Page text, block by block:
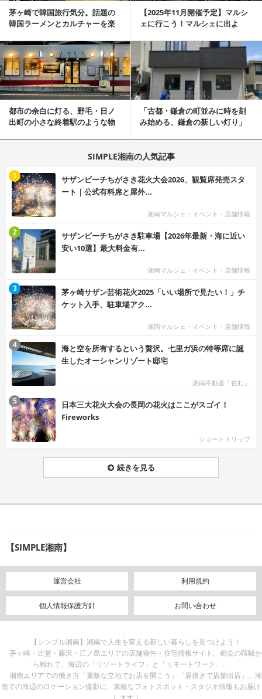
茅ヶ崎で韓国旅行気分。話題の
韓国ラーメンとカルチャーを楽
【2025年11月開催予定】マルシ
ェに行こう！マルシェに出よ
都市の余白に灯る、野毛・日ノ
出町の小さな終着駅のような物
「古都・鎌倉の町並みに時を刻
み始める、鎌倉の新しい灯り」
記事を読む
SIMPLE湘南の人気記事
サザンビーチちがさき花火大会2026、観覧席発売スタ
ート｜公式有料席と屋外...
湘南マルシェ・イベント・店舗情報
1
サザンビーチちがさき駐車場【2026年最新・海に近い
安い10選】最大料金有...
湘南マルシェ・イベント・店舗情報
2
茅ヶ崎サザン芸術花火2025「いい場所で見たい！」チ
ケット入手、駐車場アク...
湘南マルシェ・イベント・店舗情報
3
海と空を所有するという贅沢。七里ガ浜の特等席に誕
生したオーシャンリゾート邸宅
湘南不動産「住む」
4
日本三大花火大会の長岡の花火はここがスゴイ！
Fireworks
ショートトリップ
5
続きを見る
【SIMPLE湘南】
運営会社 利用規約
個人情報保護方針 お問い合わせ
【シンプル湘南】湘南で人生を変える新しい暮らしを見つけよう！
茅ヶ崎・辻堂・藤沢・江ノ島エリアの店舗物件・住宅情報サイト。都会の喧騒か
ら離れて、海辺の「リゾートライフ」と「リモートワーク」、
湘南エリアでの働き方「素敵な立地でお店を開こう」「居抜きで店舗出店」。湘
南での海辺のロケーション撮影に、素敵なフォトスポット・スタジオ情報もお届け